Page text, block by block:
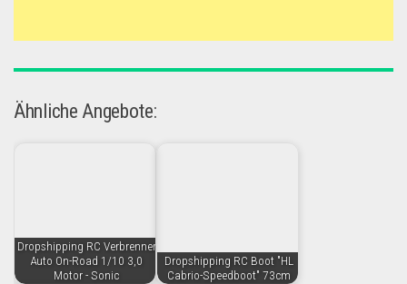
Ähnliche Angebote:
Dropshipping RC Verbrenner
Auto On-Road 1/10 3,0
Motor - Sonic
Dropshipping RC Boot "HL
Cabrio-Speedboot" 73cm